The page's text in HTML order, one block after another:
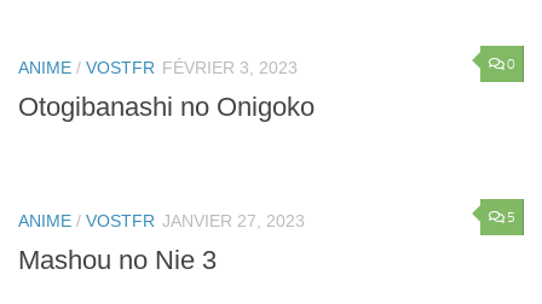
0
ANIME / VOSTFR FÉVRIER 3, 2023
Otogibanashi no Onigoko
5
ANIME / VOSTFR JANVIER 27, 2023
Mashou no Nie 3